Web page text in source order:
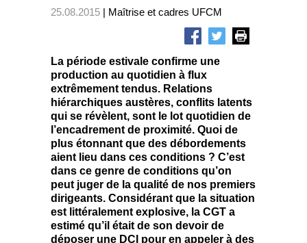
25.08.2015 | Maîtrise et cadres UFCM
La période estivale confirme une
production au quotidien à flux
extrêmement tendus. Relations
hiérarchiques austères, conflits latents
qui se révèlent, sont le lot quotidien de
l’encadrement de proximité. Quoi de
plus étonnant que des débordements
aient lieu dans ces conditions ? C’est
dans ce genre de conditions qu’on
peut juger de la qualité de nos premiers
dirigeants. Considérant que la situation
est littéralement explosive, la CGT a
estimé qu’il était de son devoir de
déposer une DCI pour en appeler à des